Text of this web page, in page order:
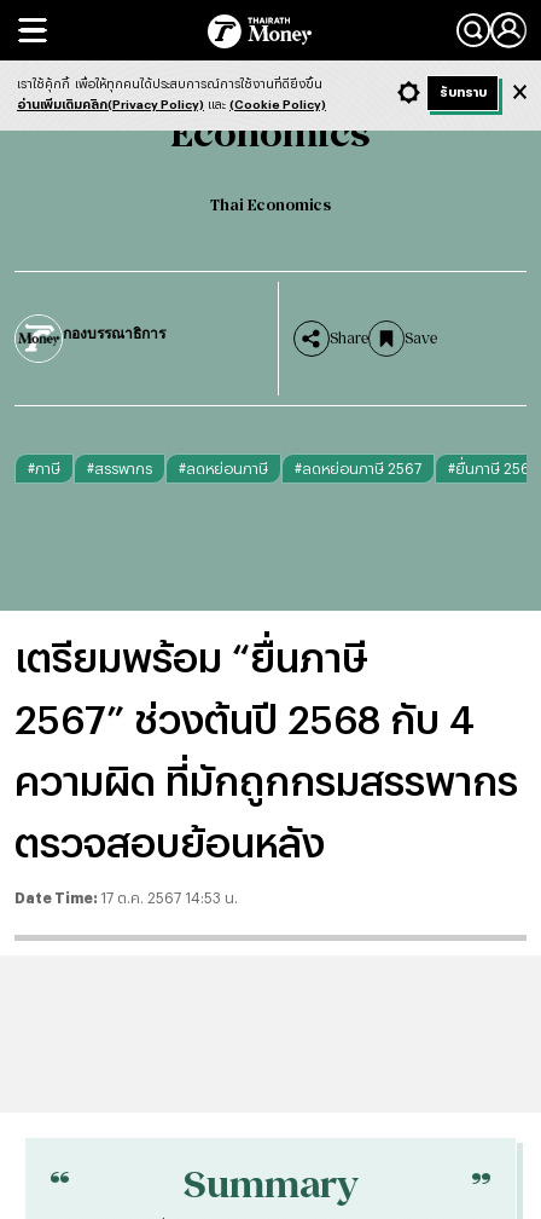
Search
Economics Thai Economics
Economics
Thai Economics
กองบรรณาธิการ Share Save
#ภาษี #สรรพากร #ลดหย่อนภาษี #ลดหย่อนภาษี 2567 #ยื่นภาษี 2567
เตรียมพร้อม “ยื่นภาษี
2567” ช่วงต้นปี 2568 กับ 4
ความผิด ที่มักถูกกรมสรรพากร
ตรวจสอบย้อนหลัง
Date Time: 17 ต.ค. 2567 14:53 น.
- ก + ก Dark ฟังข่าว
“ Summary “
เราใช้คุ้กกี้ เพื่อให้ทุกคนได้ประสบการณ์การใช้งานที่ดียิ่งขึ้น
อ่านเพิ่มเติมคลิก(Privacy Policy) และ (Cookie Policy)
รับทราบ